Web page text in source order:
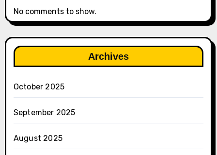
No comments to show.
Archives
October 2025
September 2025
August 2025